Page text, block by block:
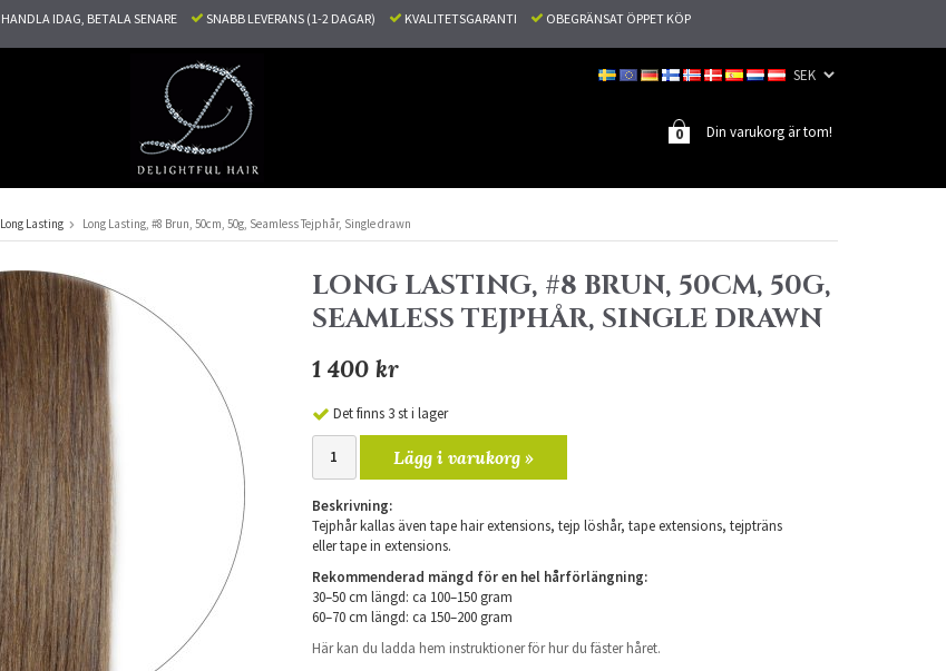
HANDLA IDAG, BETALA SENARE SNABB LEVERANS (1-2 DAGAR) KVALITETSGARANTI OBEGRÄNSAT ÖPPET KÖP
Din varukorg är tom!
0
Long Lasting Long Lasting, #8 Brun, 50cm, 50g, Seamless Tejphår, Single drawn
LONG LASTING, #8 BRUN, 50CM, 50G,
SEAMLESS TEJPHÅR, SINGLE DRAWN
1 400 kr
Det finns 3 st i lager
Lägg i varukorg »
Beskrivning:
Tejphår kallas även tape hair extensions, tejp löshår, tape extensions, tejpträns
eller tape in extensions.
Rekommenderad mängd för en hel hårförlängning:
30–50 cm längd: ca 100–150 gram
60–70 cm längd: ca 150–200 gram
Här kan du ladda hem instruktioner för hur du fäster håret.